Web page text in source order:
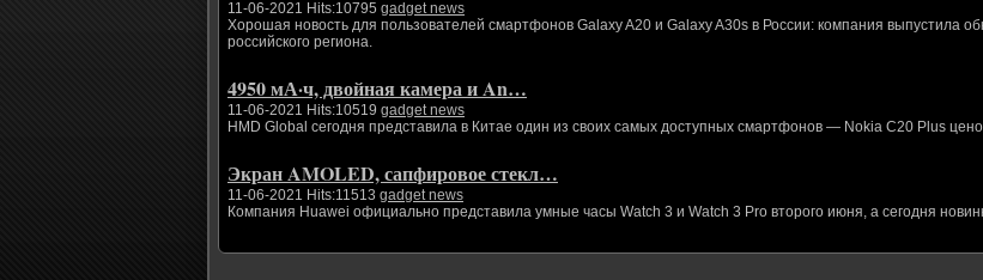
11-06-2021 Hits:10795 gadget news
Хорошая новость для пользователей смартфонов Galaxy A20 и Galaxy A30s в России: компания выпустила
российского региона.
4950 мА·ч, двойная камера и An…
11-06-2021 Hits:10519 gadget news
HMD Global сегодня представила в Китае один из своих самых доступных смартфонов — Nokia C20 Plus
Экран AMOLED, сапфировое стекл…
11-06-2021 Hits:11513 gadget news
Компания Huawei официально представила умные часы Watch 3 и Watch 3 Pro второго июня, а сегодня